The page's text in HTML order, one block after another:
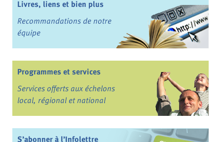
Livres, liens et bien plus
Recommandations de notre
équipe
Programmes et services
Services offerts aux échelons
local, régional et national
S’abonner à l’Infolettre